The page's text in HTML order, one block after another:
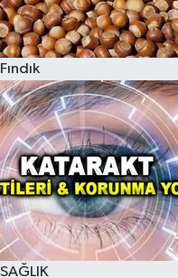
Fındık
SAĞLIK